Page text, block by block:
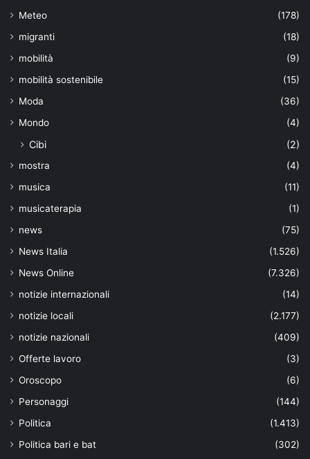
Meteo
(178)
migranti
(18)
mobilità
(9)
mobilità sostenibile
(15)
Moda
(36)
Mondo
(4)
Cibi (2)
mostra
(4)
musica
(11)
musicaterapia
(1)
news
(75)
News Italia
(1.526)
News Online
(7.326)
notizie internazionali
(14)
notizie locali
(2.177)
notizie nazionali
(409)
Offerte lavoro
(3)
Oroscopo
(6)
Personaggi
(144)
Politica
(1.413)
Politica bari e bat
(302)